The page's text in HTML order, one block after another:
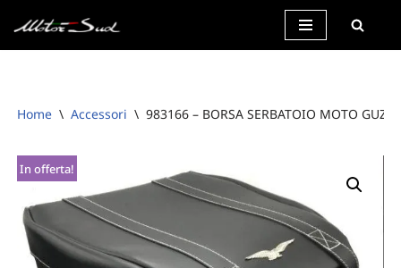
Vai
Home \ Accessori \ 983166 – BORSA SERBATOIO MOTO
In offerta!